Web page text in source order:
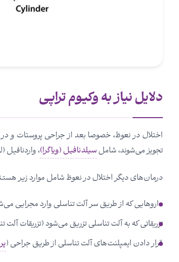
دلایل نیاز به وکیوم تراپی
اختلال در نعوظ، خصوصا بعد از جراحی پروستات و
تجویز می‌شوند، شاملسیلدنافیل (ویاگرا)، واردنافیل
درمان‌های دیگر اختلال در نعوظ شامل موارد زیر
داروهایی که از طریق سر آلت تناسلی وارد مجرایی
تزریقاتی که به آلت تناسلی تزریق می‌شود (تزریقات آلت
قرار دادن ایمپلنت‌های آلت تناسلی از طریق جراحی (